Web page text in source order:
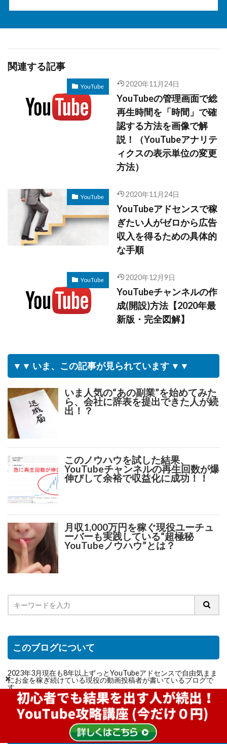
関連する記事
YouTube 2020年11月24日
YouTubeの管理画面で総
再生時間を「時間」で確
認する方法を画像で解
説！（YouTubeアナリテ
ィクスの表示単位の変更
方法）
YouTube 2020年11月24日
YouTubeアドセンスで稼
ぎたい人がゼロから広告
収入を得るための具体的
な手順
YouTube 2020年12月9日
YouTubeチャンネルの作
成(開設)方法【2020年最
新版・完全図解】
▼▼ いま、この記事が見られています ▼▼
いま人気の“あの副業”を始めてみた
ら、会社に辞表を提出できた人が続
出！？
このノウハウを試した結果、
YouTubeチャンネルの再生回数が爆
伸びして余裕で収益化に成功！！
月収1,000万円を稼ぐ現役ユーチュ
ーバーも実践している“超極秘
YouTubeノウハウ”とは？
このブログについて
2023年3月現在も8年以上ずっとYouTubeアドセンスで自由気まま
にお金を稼ぎ続けている現役の動画投稿者が書いているブログで
す。
このブログでは、私がまさに今現在も実践しているYouTubeアド
センスで稼ぐためのノウハウ・ハウツー・テクニック・思考など
有料レベルの情報を公開しています。